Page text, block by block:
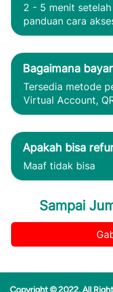
2 - 5 menit
panduan cara
Bagaimana
Tersedia metode
Virtual Account,
Apakah bisa
Maaf tidak bisa
Sampai
`
Copyright © 2022. All